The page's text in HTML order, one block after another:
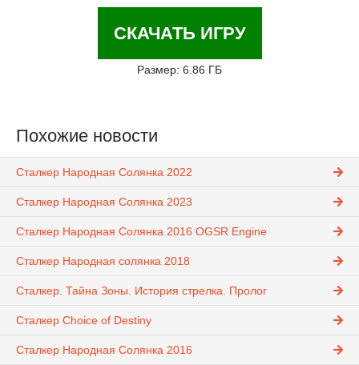
СКАЧАТЬ ИГРУ
Размер: 6.86 ГБ
Похожие новости
Сталкер Народная Солянка 2022
Сталкер Народная Солянка 2023
Сталкер Народная Солянка 2016 OGSR Engine
Сталкер Народная солянка 2018
Сталкер. Тайна Зоны. История стрелка. Пролог
Сталкер Choice of Destiny
Сталкер Народная Солянка 2016